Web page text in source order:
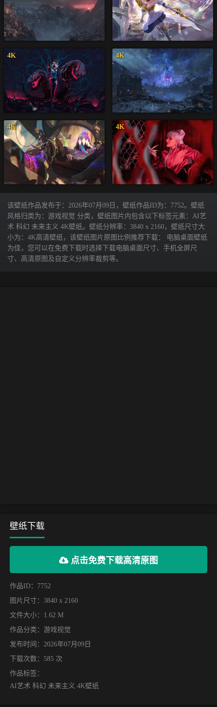
4K 4K
4K 4K
该壁纸作品发布于：2026年07月09日，壁纸作品ID为：7752。壁纸
风格归类为：游戏视觉 分类，壁纸图片内包含以下标签元素：AI艺
术 科幻 未来主义 4K壁纸。壁纸分辨率：3840 x 2160，壁纸尺寸大
小为：4K高清壁纸，该壁纸图片原图比例推荐下载： 电脑桌面壁纸
为佳，您可以在免费下载时选择下载电脑桌面尺寸、手机全屏尺
寸、高清原图及自定义分辨率裁剪等。
壁纸下载
点击免费下载高清原图
作品ID：7752
图片尺寸：3840 x 2160
文件大小：1.62 M
作品分类： 游戏视觉
发布时间：2026年07月09日
下载次数：585 次
作品标签：
AI艺术 科幻 未来主义 4K壁纸